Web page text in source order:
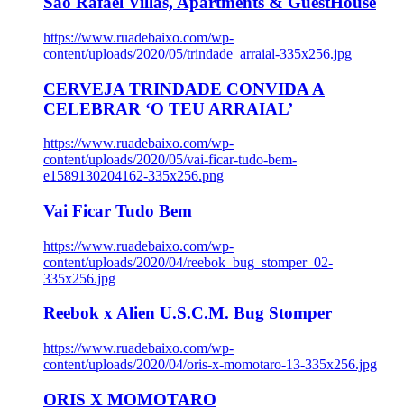
https://www.ruadebaixo.com/wp-
content/uploads/2020/05/trindade_arraial-335x256.jpg
CERVEJA TRINDADE CONVIDA A
CELEBRAR ‘O TEU ARRAIAL’
https://www.ruadebaixo.com/wp-
content/uploads/2020/05/vai-ficar-tudo-bem-
e1589130204162-335x256.png
Vai Ficar Tudo Bem
https://www.ruadebaixo.com/wp-
content/uploads/2020/04/reebok_bug_stomper_02-
335x256.jpg
Reebok x Alien U.S.C.M. Bug Stomper
https://www.ruadebaixo.com/wp-
content/uploads/2020/04/oris-x-momotaro-13-335x256.jpg
ORIS X MOMOTARO